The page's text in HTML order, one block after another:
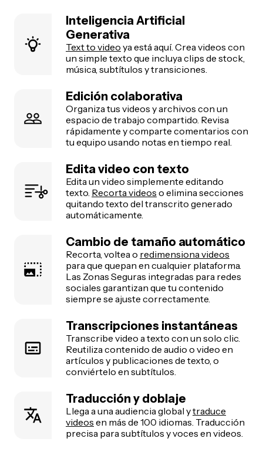
Inteligencia Artificial
Generativa
Text to video ya está aquí. Crea videos con
un simple texto que incluya clips de stock,
música, subtítulos y transiciones.
Edición colaborativa
Organiza tus videos y archivos con un
espacio de trabajo compartido. Revisa
rápidamente y comparte comentarios con
tu equipo usando notas en tiempo real.
Edita video con texto
Edita un video simplemente editando
texto. Recorta videos o elimina secciones
quitando texto del transcrito generado
automáticamente.
Cambio de tamaño automático
Recorta, voltea o redimensiona videos
para que quepan en cualquier plataforma.
Las Zonas Seguras integradas para redes
sociales garantizan que tu contenido
siempre se ajuste correctamente.
Transcripciones instantáneas
Transcribe video a texto con un solo clic.
Reutiliza contenido de audio o video en
artículos y publicaciones de texto, o
conviértelo en subtítulos.
Traducción y doblaje
Llega a una audiencia global ytraduce
videos en más de 100 idiomas. Traducción
precisa para subtítulos y voces en videos.